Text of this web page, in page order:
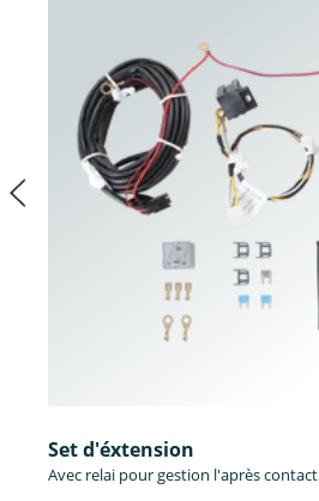
Set d'éxtension
Avec relai pour gestion l'après contact